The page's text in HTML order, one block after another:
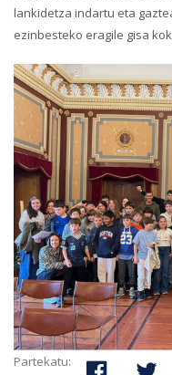
lankidetza indartu eta
ezinbesteko eragile gisa
Partekatu: